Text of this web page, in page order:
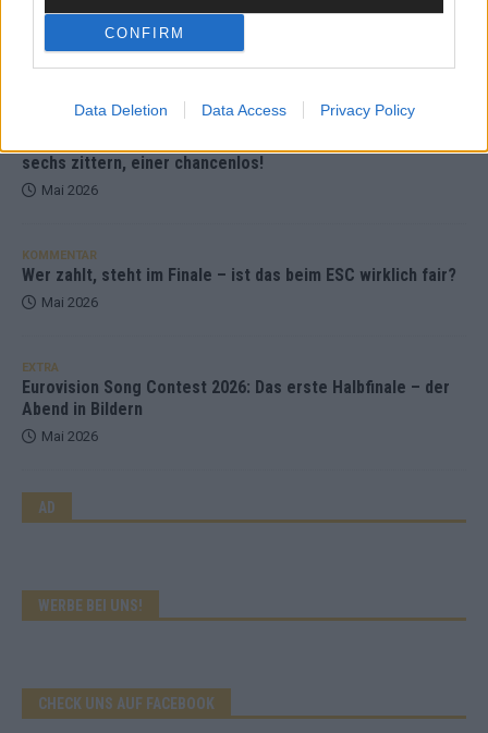
CONFIRM
Data Deletion Data Access Privacy Policy
war solide, aber kein Feuerwerk
Mai 2026
sechs zittern, einer chancenlos!
Mai 2026
KOMMENTAR
Wer zahlt, steht im Finale – ist das beim ESC wirklich fair?
Mai 2026
EXTRA
Eurovision Song Contest 2026: Das erste Halbfinale – der
Abend in Bildern
Mai 2026
AD
WERBE BEI UNS!
CHECK UNS AUF FACEBOOK